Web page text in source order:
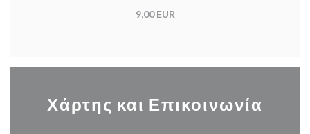
9,00 EUR
Χάρτης και Επικοινωνία